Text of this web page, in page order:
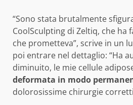
“Sono stata brutalmente
CoolSculpting di Zeltiq, che
che prometteva”, scrive in un
poi entrare nel dettaglio: “Ha
diminuito, le mie cellule
deformata in modo
dolorosissime chirurgie